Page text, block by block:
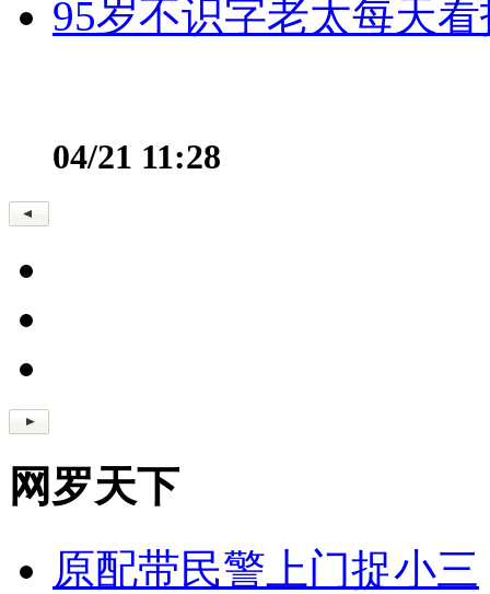
95岁不识字老太每天
04/21 11:28
网罗天下
原配带民警上门捉小三